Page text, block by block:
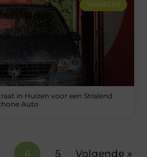
WINKELEN
in Huizen voor een Stralend
Auto
4 5 Volgende »